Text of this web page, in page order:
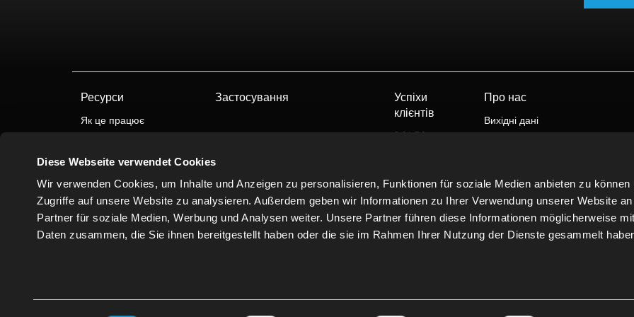
Diese Webseite verwendet Cookies
Wir verwenden Cookies, um Inhalte und Anzeigen zu personalisieren, Funktionen für soziale Medien anbieten zu können
Zugriffe auf unsere Website zu analysieren. Außerdem geben wir Informationen zu Ihrer Verwendung unserer Website
Partner für soziale Medien, Werbung und Analysen weiter. Unsere Partner führen diese Informationen möglicherweise
Daten zusammen, die Sie ihnen bereitgestellt haben oder die sie im Rahmen Ihrer Nutzung der Dienste gesammelt
Ресурси
Як це працює
Застосування
Успіхи
клієнтів
ROLEC
MINK
ТРОСТ
Про нас
Вихідні дані
Контакти